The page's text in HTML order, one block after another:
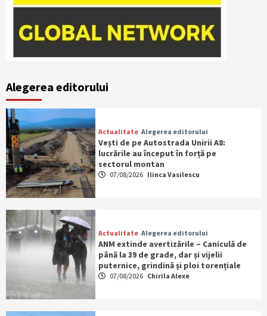
Alegerea editorului
Actualitate Alegerea editorului
Vești de pe Autostrada Unirii A8:
lucrările au început în forță pe
sectorul montan
07/08/2026 Ilinca Vasilescu
Actualitate Alegerea editorului
ANM extinde avertizările – Caniculă de
până la 39 de grade, dar și vijelii
puternice, grindină și ploi torențiale
07/08/2026 Chirila Alexe